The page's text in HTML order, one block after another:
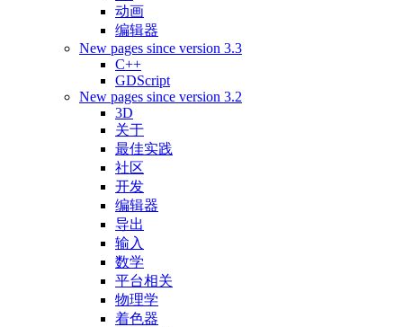
动画
编辑器
New pages since version 3.3
C++
GDScript
New pages since version 3.2
3D
关于
最佳实践
社区
开发
编辑器
导出
输入
数学
平台相关
物理学
着色器